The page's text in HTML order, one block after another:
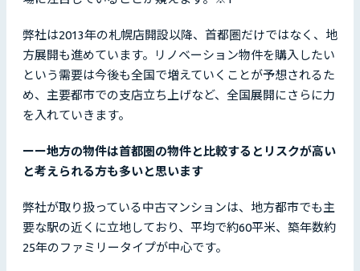
弊社は2013年の札幌店開設以降、首都圏だけではなく、地
方展開も進めています。リノベーション物件を購入したい
という需要は今後も全国で増えていくことが予想されるた
め、主要都市での支店立ち上げなど、全国展開にさらに力
を入れていきます。
ーー地方の物件は首都圏の物件と比較するとリスクが高い
と考えられる方も多いと思います
弊社が取り扱っている中古マンションは、地方都市でも主
要な駅の近くに立地しており、平均で約60平米、築年数約
25年のファミリータイプが中心です。